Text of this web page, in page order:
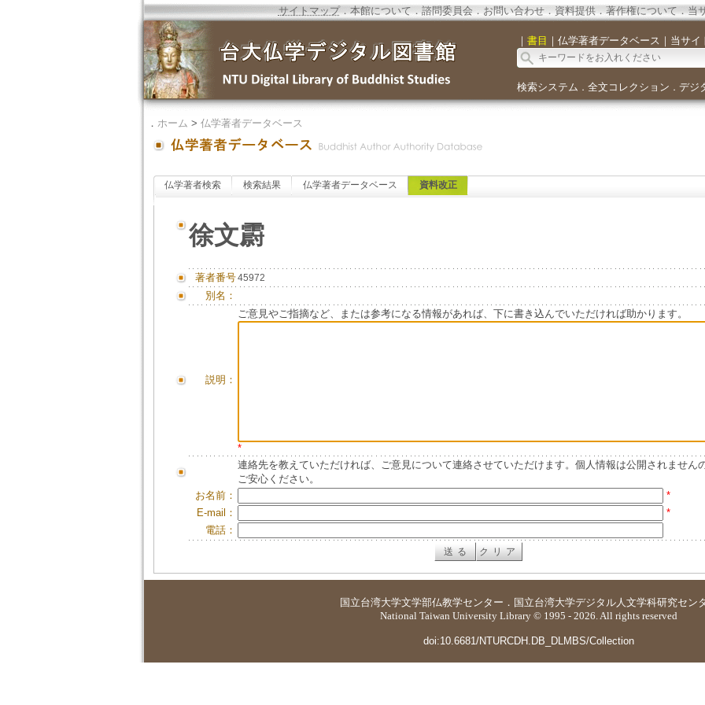
サイトマップ．本館について．諮問委員会． お問い合わせ． 資料提供．著作権について．当
｜ 書目 ｜ 仏学著者データベース ｜ 当サイ
検索システム ． 全文コレクション ． デジ
． ホーム > 仏学著者データベース
仏学著者検索 検索結果 仏学著者データベース 資料改正
徐文霨
著者番号45972
別名：
説明：
ご意見やご指摘など、または参考になる情報があれば、下に書き込んでいただければ助かります。
*
連絡先を教えていただければ、ご意見について連絡させていただけます。個人情報は公開されません
ご安心ください。
お名前：
*
E-mail：
*
電話：
国立台湾大学文学部仏教学センター ． 国立台湾大学デジタル人文学科研究セン
National Taiwan University Library © 1995 - 2026. All rights reserved
doi:10.6681/NTURCDH.DB_DLMBS/Collection